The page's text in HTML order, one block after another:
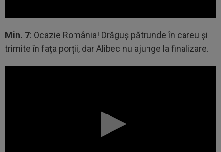
Min. 7: Ocazie România! Drăguș pătrunde în careu și
trimite în fața porții, dar Alibec nu ajunge la finalizare.